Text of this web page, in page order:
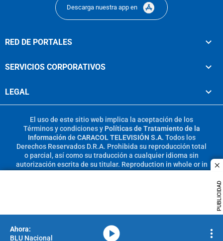
PUBLICIDAD
Descarga nuestra app en
RED DE PORTALES
SERVICIOS CORPORATIVOS
LEGAL
El uso de este sitio web implica la aceptación de los
Términos y condicionesy Políticas de Tratamiento de la
Información de CARACOL TELEVISIÓN S.A. Todos los
Derechos Reservados D.R.A. Prohibida su reproducción total
o parcial, así como su traducción a cualquier idioma sin
autorización escrita de su titular. Reproduction in whole or in
part, or translation without written permission is prohibited.
BLU Nacional